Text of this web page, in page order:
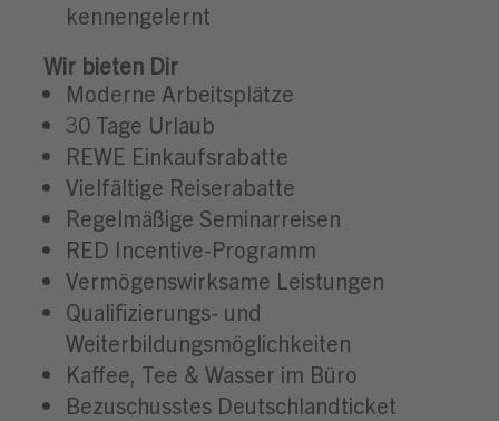
kennengelernt
Wir bieten Dir
Moderne Arbeitsplätze
30 Tage Urlaub
REWE Einkaufsrabatte
Vielfältige Reiserabatte
Regelmäßige Seminarreisen
RED Incentive-Programm
Vermögenswirksame Leistungen
Qualifizierungs- und
Weiterbildungsmöglichkeiten
Kaffee, Tee & Wasser im Büro
Bezuschusstes Deutschlandticket